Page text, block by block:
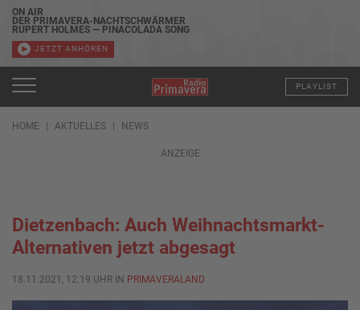
ON AIR
DER PRIMAVERA-NACHTSCHWÄRMER
RUPERT HOLMES — PINACOLADA SONG
JETZT ANHÖREN
PLAYLIST
HOME AKTUELLES NEWS
ANZEIGE
Dietzenbach: Auch Weihnachtsmarkt-
Alternativen jetzt abgesagt
18.11.2021, 12:19 UHR IN PRIMAVERALAND